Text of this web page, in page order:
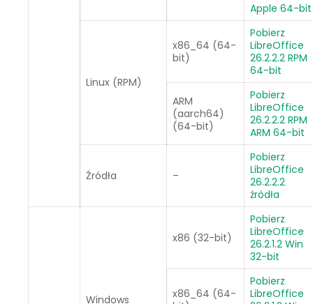
Apple 64-bit
Linux (RPM)
x86_64 (64-
bit)
Pobierz
LibreOffice
26.2.2.2 RPM
64-bit
ARM
(aarch64)
(64-bit)
Pobierz
LibreOffice
26.2.2.2 RPM
ARM 64-bit
Źródła –
Pobierz
LibreOffice
26.2.2.2
źródła
Windows
x86 (32-bit)
Pobierz
LibreOffice
26.2.1.2 Win
32-bit
x86_64 (64-
Pobierz
LibreOffice